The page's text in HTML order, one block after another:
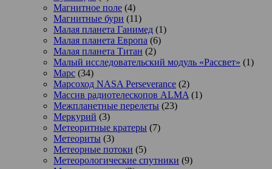
Магнитное поле (4)
Магнитные бури (11)
Малая планета Ганимед (1)
Малая планета Европа (6)
Малая планета Титан (2)
Малый исследовательский модуль «Рассвет» (1)
Марс (34)
Марсоход NASA Perseverance (2)
Массив радиотелескопов ALMA (1)
Межпланетные перелеты (23)
Меркурий (3)
Метеоритные кратеры (7)
Метеориты (3)
Метеорные потоки (5)
Метеорологические спутники (9)